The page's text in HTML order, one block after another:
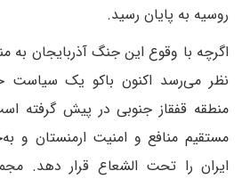
روسیه به پایان رسید.
اگرچه با وقوع این جنگ آذربایجان به
نظر می‌رسد اکنون باکو یک سیاست
منطقه قفقاز جنوبی در پیش گرفته
مستقیم منافع و امنیت ارمنستان و
ایران را تحت الشعاع قرار دهد.